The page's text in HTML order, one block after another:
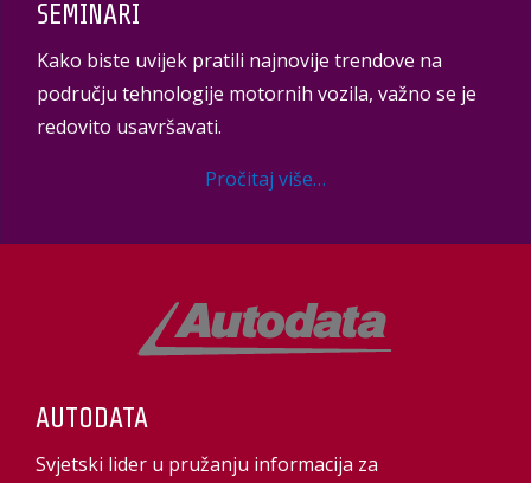
SEMINARI
Kako biste uvijek pratili najnovije trendove na
području tehnologije motornih vozila, važno se je
redovito usavršavati.
Pročitaj više…
AUTODATA
Svjetski lider u pružanju informacija za